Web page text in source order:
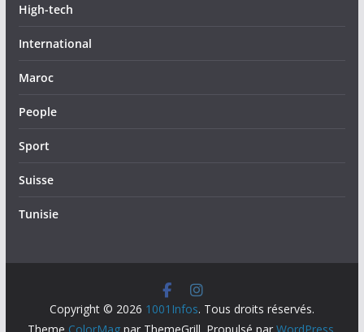
High-tech
International
Maroc
People
Sport
Suisse
Tunisie
Copyright © 2026 1001Infos. Tous droits réservés.
Theme ColorMagpar ThemeGrill. Propulsé par WordPress